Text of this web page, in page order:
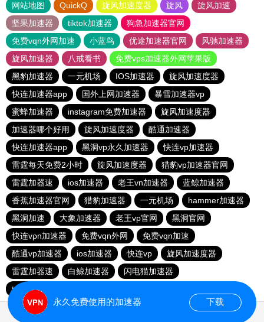
网站地图 QuickQ 旋风加速度器 旋风
旋风加速
坚果加速器
tiktok加速器
狗急加速器官网
免费vqn外网加速
小蓝鸟 优途加速器官网
风驰加速器
旋风加速器
八戒看书
免费vps加速器外网苹果版
黑豹加速器
一元机场 IOS加速器
旋风加速度器
快连加速器app
国外上网加速器
暴雪加速器vp
蜜蜂加速器
instagram免费加速器
旋风加速度器
加速器哪个好用
旋风加速度器
酷通加速器
快连加速器app
黑洞vp永久加速器
快连vp加速器
雷霆每天免费2小时
旋风加速度器
猎豹vp加速器官网
雷霆加器速
ios加速器 老王vn加速器
蓝鲸加速器
香蕉加速器官网
猎豹加速器 一元机场
hammer加速器
黑洞加速
大象加速器 老王vp官网
黑洞官网
快连vρn加速器
免费vqn外网
免费vqn加速
酷通vp加速器
ios加速器 快连vp
旋风加速度器
雷霆加器速
白鲸加速器
闪电猫加速器
telegeram苹果加速器
永久免费使用的加速器 下载